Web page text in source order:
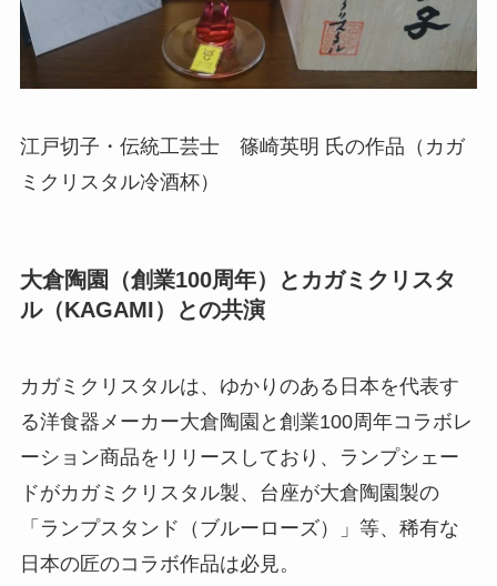
江戸切子・伝統工芸士 篠崎英明 氏の作品（カガ
ミクリスタル冷酒杯）
大倉陶園（創業100周年）とカガミクリスタ
ル（KAGAMI）との共演
カガミクリスタルは、ゆかりのある日本を代表す
る洋食器メーカー大倉陶園と創業100周年コラボレ
ーション商品をリリースしており、ランプシェー
ドがカガミクリスタル製、台座が大倉陶園製の
「ランプスタンド（ブルーローズ）」等、稀有な
日本の匠のコラボ作品は必見。